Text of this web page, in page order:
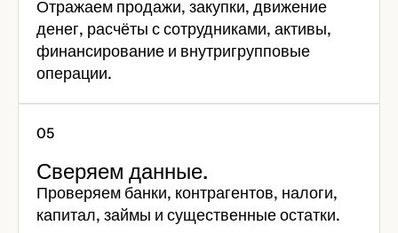
Отражаем продажи, закупки, движение
денег, расчёты с сотрудниками, активы,
финансирование и внутригрупповые
операции.
Сверяем данные.
Проверяем банки, контрагентов, налоги,
капитал, займы и существенные остатки.